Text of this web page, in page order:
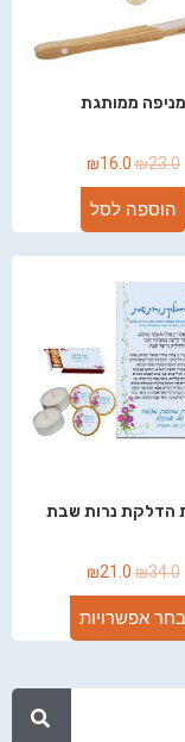
מניפה ממותגת
₪23.0
₪16.0
הוספה לסל
הדלקת נרות שבת
₪34.0
₪21.0
בחר אפשרויות